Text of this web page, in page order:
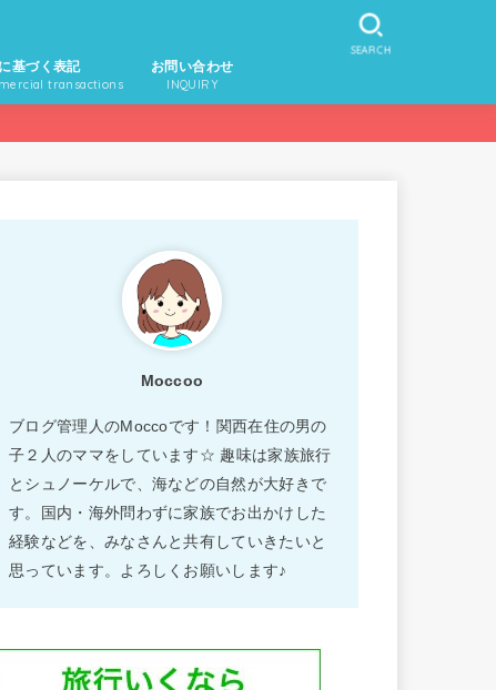
基づく表記
transactions
お問い合わせ
INQUIRY
SEARCH
Moccoo
ブログ管理人のMoccoです！関西在住の男の
子２人のママをしています☆ 趣味は家族旅行
とシュノーケルで、海などの自然が大好きで
す。国内・海外問わずに家族でお出かけした
経験などを、みなさんと共有していきたいと
思っています。よろしくお願いします♪